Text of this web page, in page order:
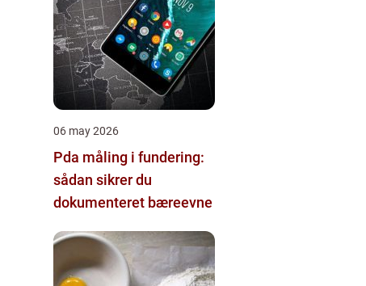
06 may 2026
Pda måling i fundering:
sådan sikrer du
dokumenteret bæreevne